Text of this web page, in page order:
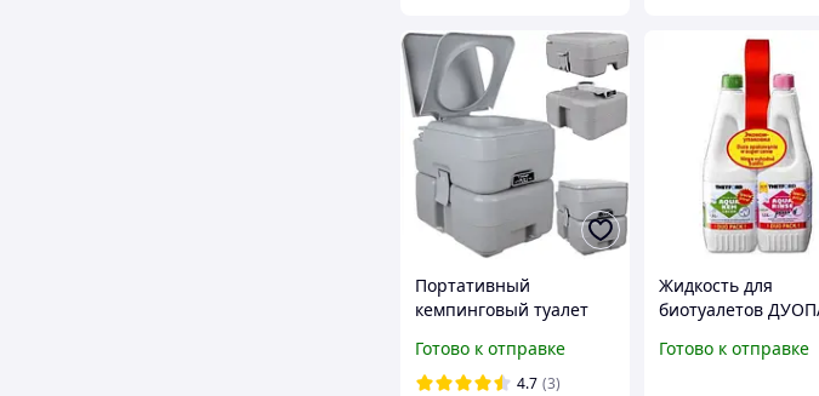
Портативный
кемпинговый туалет
туристический до 150
кг
Готово к отправке
4.7 (3)
Жидкость для
биотуалетов
Kem Green + Aqua
Готово к отправке